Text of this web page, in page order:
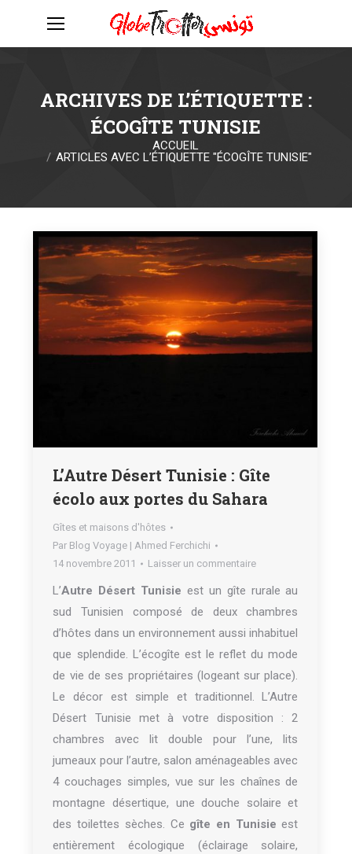
ARCHIVES DE L’ÉTIQUETTE :
ÉCOGÎTE TUNISIE
Vous êtes ici :
ACCUEIL
ARTICLES AVEC L’ÉTIQUETTE "ÉCOGÎTE TUNISIE"
L’Autre Désert Tunisie : Gîte
écolo aux portes du Sahara
Gîtes et maisons d'hôtes
Par Blog Voyage | Ahmed Ferchichi
14 novembre 2011
Laisser un commentaire
L’Autre Désert Tunisie est un gîte rurale au
sud Tunisien composé de deux chambres
d’hôtes dans un environnement aussi inhabituel
que splendide. L’écogîte est le reflet du mode
de vie de ses propriétaires (logeant sur place).
Le décor est simple et traditionnel. L’Autre
Désert Tunisie met à votre disposition : 2
chambres avec lit double pour l’une, lits
jumeaux pour l’autre, salon aménageables avec
4 couchages simples, vue sur les chaînes de
montagne désertique, une douche solaire et
des toilettes sèches. Ce gîte en Tunisie est
entièrement écologique (éclairage solaire,